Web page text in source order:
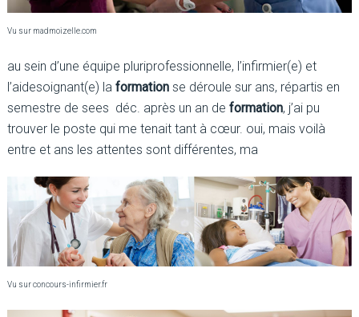
Vu sur madmoizelle.com
au sein d’une équipe pluriprofessionnelle, l’infirmier(e) et
l’aidesoignant(e) la formationse déroule sur ans, répartis en
semestre de sees déc. après un an de formation, j’ai pu
trouver le poste qui me tenait tant à cœur. oui, mais voilà
entre et ans les attentes sont différentes, ma
Vu sur concours-infirmier.fr